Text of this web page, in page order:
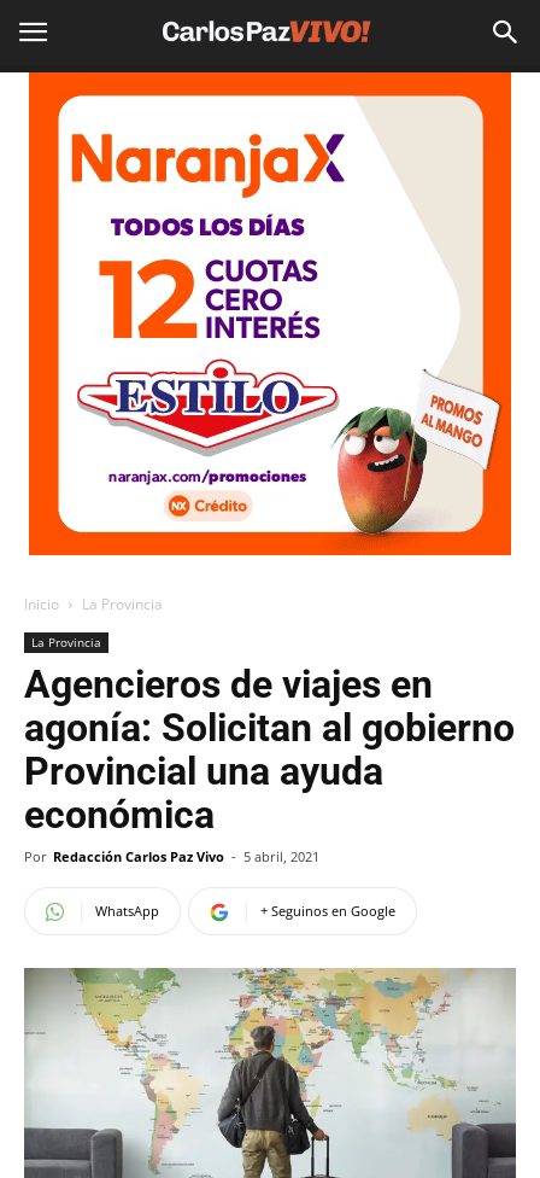
Inicio La Provincia
La Provincia
Agencieros de viajes en
agonía: Solicitan al gobierno
Provincial una ayuda
económica
Por Redacción Carlos Paz Vivo - 5 abril, 2021
WhatsApp + Seguinos en Google